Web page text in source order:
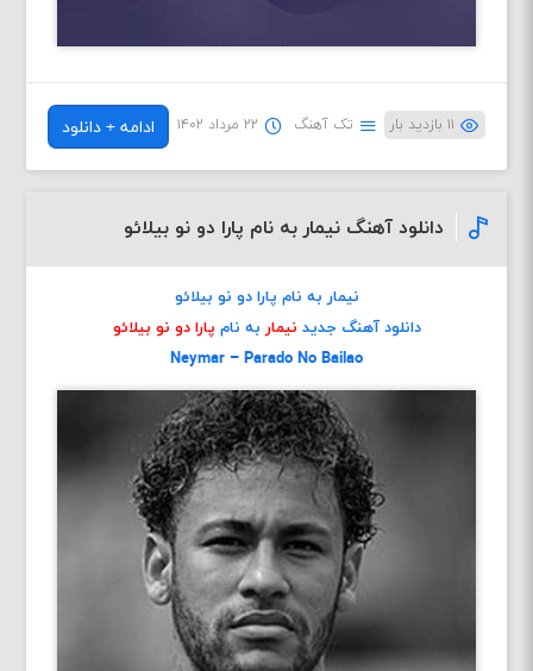
۱۱ بازدید بار تک آهنگ ۲۲ مرداد ۱۴۰۲ ادامه + دانلود
دانلود آهنگ نیمار به نام پارا دو نو بیلائو
نیمار به نام پارا دو نو بیلائو
دانلود آهنگ جدید نیمار به نام پارا دو نو بیلائو
Neymar – Parado No Bailao